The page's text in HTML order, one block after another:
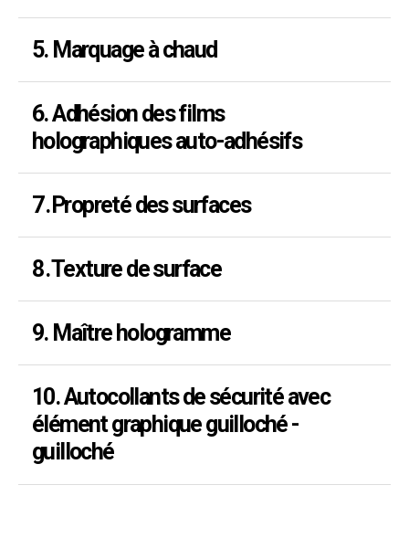
5. Marquage à chaud
6. Adhésion des films
holographiques auto-adhésifs
7. Propreté des surfaces
8.Texture de surface
9. Maître hologramme
10. Autocollants de sécurité avec
élément graphique guilloché -
guilloché